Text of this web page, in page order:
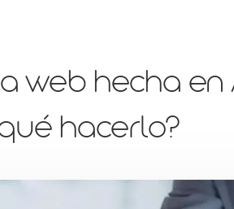
web hecha
hacerlo?